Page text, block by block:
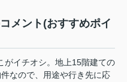
メント(おすすめポイ
がイチオシ。地上15階建ての
なので、用途や行き先に応